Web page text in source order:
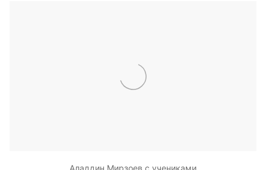
Аладдин Мирзоев с учениками